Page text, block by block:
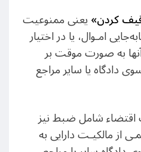
کردن»یعنی ممنوعیت
امـوال، یا در اختیار
به صورت موقت بر
دادگاه یا سایر مراجع
شامل ضبط نیز
از مالکیـت دارایی به